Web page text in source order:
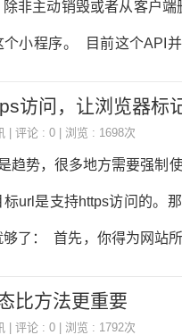
非主动销毁或者从客户
个小程序。 目前这个API
实现缓存过期时间》。
访问，让浏览器标
| 评论 : 0 | 浏览 : 1698次
趋势，很多地方需要强制
url是支持https访问的。
够了： 首先，你得为网站
从几千到几万甚至更多一
比方法更重要
| 评论 : 0 | 浏览 : 1792次